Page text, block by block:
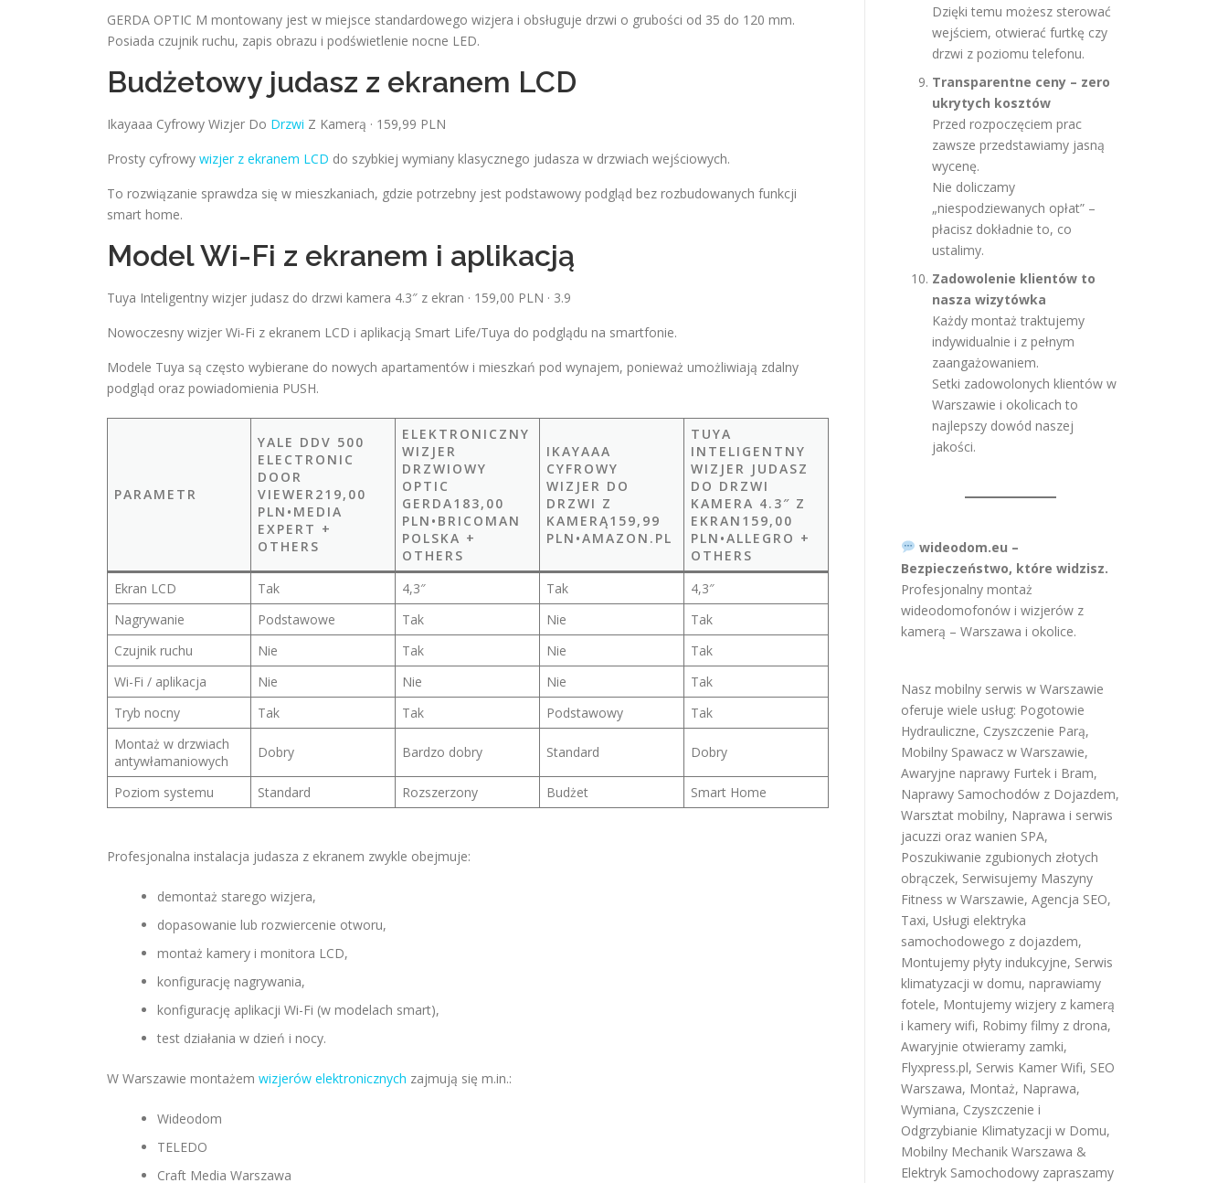
GERDA OPTIC M montowany jest w miejsce standardowego wizjera i obsługuje drzwi o grubości od 35 do 120 mm.
Posiada czujnik ruchu, zapis obrazu i podświetlenie nocne LED.
Budżetowy judasz z ekranem LCD
Ikayaaa Cyfrowy Wizjer Do Drzwi Z Kamerą · 159,99 PLN
Prosty cyfrowy wizjer z ekranem LCD do szybkiej wymiany klasycznego judasza w drzwiach wejściowych.
To rozwiązanie sprawdza się w mieszkaniach, gdzie potrzebny jest podstawowy podgląd bez rozbudowanych funkcji
smart home.
Model Wi-Fi z ekranem i aplikacją
Tuya Inteligentny wizjer judasz do drzwi kamera 4.3″ z ekran · 159,00 PLN · 3.9
Nowoczesny wizjer Wi‑Fi z ekranem LCD i aplikacją Smart Life/Tuya do podglądu na smartfonie.
Modele Tuya są często wybierane do nowych apartamentów i mieszkań pod wynajem, ponieważ umożliwiają zdalny
podgląd oraz powiadomienia PUSH.
PARAMETR
YALE DDV 500
ELECTRONIC
DOOR
VIEWER219,00
PLN•MEDIA
EXPERT +
OTHERS
ELEKTRONICZNY
WIZJER
DRZWIOWY
OPTIC
GERDA183,00
PLN•BRICOMAN
POLSKA +
OTHERS
IKAYAAA
CYFROWY
WIZJER DO
DRZWI Z
KAMERĄ159,99
PLN•AMAZON.PL
TUYA
INTELIGENTNY
WIZJER JUDASZ
DO DRZWI
KAMERA 4.3″ Z
EKRAN159,00
PLN•ALLEGRO +
OTHERS
Ekran LCD
Tak 4,3″ Tak
4,3″
Nagrywanie
Podstawowe Tak Nie
Tak
Czujnik ruchu
Nie Tak Nie
Tak
Wi-Fi / aplikacja
Nie Nie Nie
Tak
Tryb nocny
Tak Tak Podstawowy
Tak
Montaż w drzwiach
antywłamaniowych
Dobry Bardzo dobry Standard Dobry
Poziom systemu Standard Rozszerzony Budżet Smart Home
Profesjonalna instalacja judasza z ekranem zwykle obejmuje:
demontaż starego wizjera,
dopasowanie lub rozwiercenie otworu,
montaż kamery i monitora LCD,
konfigurację nagrywania,
konfigurację aplikacji Wi-Fi (w modelach smart),
test działania w dzień i nocy.
W Warszawie montażem wizjerów elektronicznych zajmują się m.in.:
Wideodom
TELEDO
Craft Media Warszawa
Dzięki temu możesz sterować
wejściem, otwierać furtkę czy
drzwi z poziomu telefonu.
Transparentne ceny – zero
ukrytych kosztów
Przed rozpoczęciem prac
zawsze przedstawiamy jasną
wycenę.
Nie doliczamy
„niespodziewanych opłat” –
płacisz dokładnie to, co
ustalimy.
Zadowolenie klientów to
nasza wizytówka
Każdy montaż traktujemy
indywidualnie i z pełnym
zaangażowaniem.
Setki zadowolonych klientów w
Warszawie i okolicach to
najlepszy dowód naszej
jakości.
wideodom.eu –
Bezpieczeństwo, które widzisz.
Profesjonalny montaż
wideodomofonów i wizjerów z
kamerą – Warszawa i okolice.
Nasz mobilny serwis w Warszawie
oferuje wiele usług: Pogotowie
Hydrauliczne, Czyszczenie Parą,
Mobilny Spawacz w Warszawie,
Awaryjne naprawy Furtek i Bram,
Naprawy Samochodów z Dojazdem,
Warsztat mobilny, Naprawa i serwis
jacuzzi oraz wanien SPA,
Poszukiwanie zgubionych złotych
obrączek, Serwisujemy Maszyny
Fitness w Warszawie, Agencja SEO,
Taxi, Usługi elektryka
samochodowego z dojazdem,
Montujemy płyty indukcyjne, Serwis
klimatyzacji w domu, naprawiamy
fotele, Montujemy wizjery z kamerą
i kamery wifi, Robimy filmy z drona,
Awaryjnie otwieramy zamki,
Flyxpress.pl, Serwis Kamer Wifi, SEO
Warszawa, Montaż, Naprawa,
Wymiana, Czyszczenie i
Odgrzybianie Klimatyzacji w Domu,
Mobilny Mechanik Warszawa &
Elektryk Samochodowy zapraszamy